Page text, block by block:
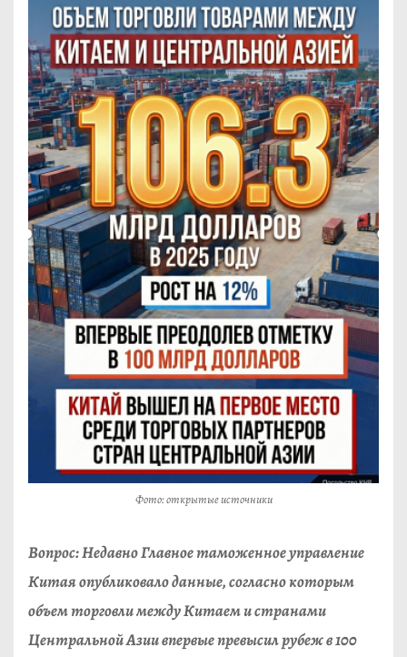
Фото: открытые источники
Вопрос: Недавно Главное таможенное управление
Китая опубликовало данные, согласно которым
объем торговли между Китаем и странами
Центральной Азии впервые превысил рубеж в 100